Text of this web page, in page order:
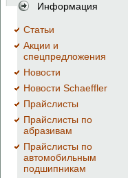
Информация
Cтатьи
Акции и
спецпредложения
Новости
Новости Schaeffler
Прайслисты
Прайслисты по
абразивам
Прайслисты по
автомобильным
подшипникам